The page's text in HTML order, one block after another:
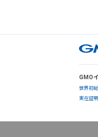
GMO
世界初
実在証